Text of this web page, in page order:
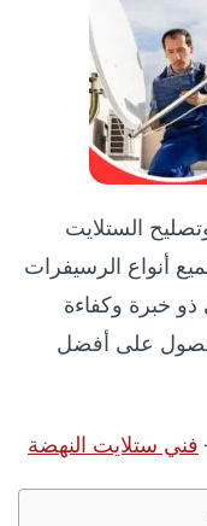
الستلايت
أنواع الرسيفرات
خبرة وكفاءة
على أفضل
فني ستلايت النهضة